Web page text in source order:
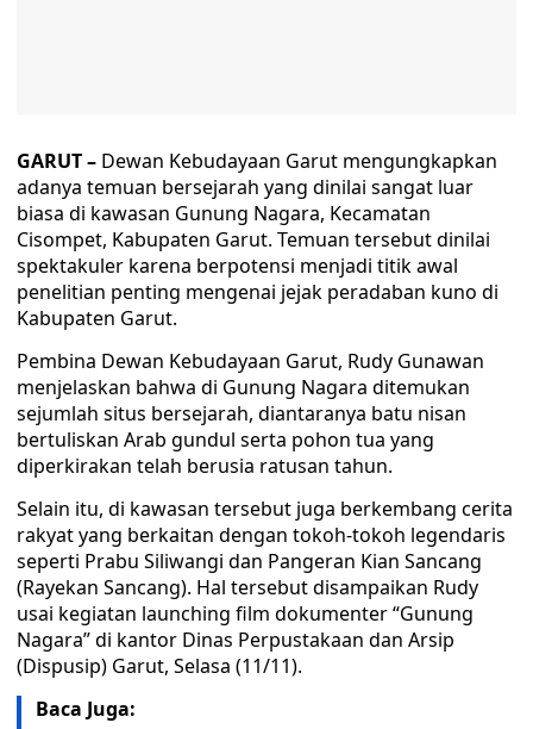
GARUT – Dewan Kebudayaan Garut mengungkapkan
adanya temuan bersejarah yang dinilai sangat luar
biasa di kawasan Gunung Nagara, Kecamatan
Cisompet, Kabupaten Garut. Temuan tersebut dinilai
spektakuler karena berpotensi menjadi titik awal
penelitian penting mengenai jejak peradaban kuno di
Kabupaten Garut.
Pembina Dewan Kebudayaan Garut, Rudy Gunawan
menjelaskan bahwa di Gunung Nagara ditemukan
sejumlah situs bersejarah, diantaranya batu nisan
bertuliskan Arab gundul serta pohon tua yang
diperkirakan telah berusia ratusan tahun.
Selain itu, di kawasan tersebut juga berkembang cerita
rakyat yang berkaitan dengan tokoh-tokoh legendaris
seperti Prabu Siliwangi dan Pangeran Kian Sancang
(Rayekan Sancang). Hal tersebut disampaikan Rudy
usai kegiatan launching film dokumenter “Gunung
Nagara” di kantor Dinas Perpustakaan dan Arsip
(Dispusip) Garut, Selasa (11/11).
Baca Juga: